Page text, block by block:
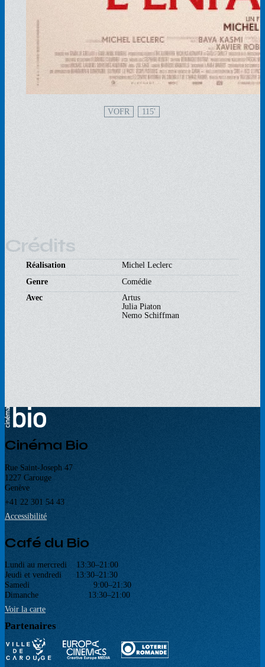
VOFR 115'
Crédits
Réalisation
Michel Leclerc
Genre
Comédie
Avec
Artus
Julia Piaton
Nemo Schiffman
Cinéma Bio
Rue Saint-Joseph 47
1227 Carouge
Genève
+41 22 301 54 43
Accessibilité
Café du Bio
Lundi au mercredi 13:30–21:00
Jeudi et vendredi 13:30–21:30
Samedi 9:00–21:30
Dimanche 13:30–21:00
Voir la carte
Partenaires